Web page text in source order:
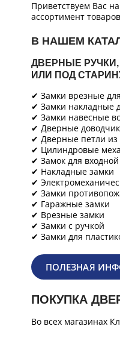
Приветствуем Вас
ассортимент
В НАШЕМ
ДВЕРНЫЕ
ИЛИ ПОД
✔ Замки врезные
✔ Замки накладные
✔ Замки навесные
✔ Дверные
✔ Дверные петли из
✔ Цилиндровые
✔ Замок для
✔ Накладные замки
✔
✔ Замки
✔ Гаражные замки
✔ Врезные замки
✔ Замки с ручкой
✔ Замки для
ПОЛЕЗНАЯ
ПОКУПКА
Во всех магазинах